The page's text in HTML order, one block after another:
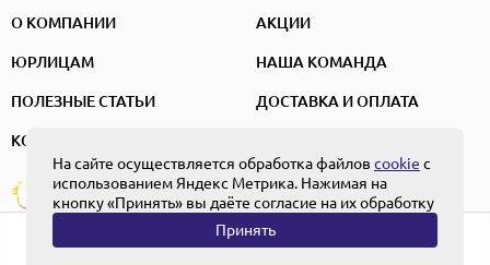
О КОМПАНИИ АКЦИИ
ЮРЛИЦАМ НАША КОМАНДА
ПОЛЕЗНЫЕ СТАТЬИ ДОСТАВКА И ОПЛАТА
КОНТАКТЫ
Создание и
продвижение
ПОЛЬЗОВАТЕЛЬСКОЕ СОГЛАШЕНИЕ
ПОЛИТИКА КОНФИДЕНЦИАЛЬНОСТИ
ПОЛОЖЕНИЕ ОБ ОБРАБОТКЕ ПЕРСОНАЛЬНЫХ ДАННЫХ
На сайте осуществляется обработка файлов cookie с
использованием Яндекс Метрика. Нажимая на
кнопку «Принять» вы даёте согласие на их обработку
Принять